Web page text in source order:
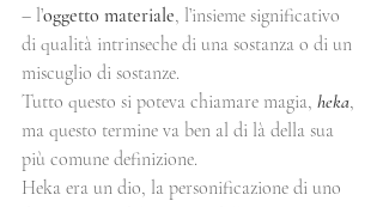
– l’oggetto materiale, l’insieme significativo
di qualità intrinseche di una sostanza o di un
miscuglio di sostanze.
Tutto questo si poteva chiamare magia, heka,
ma questo termine va ben al di là della sua
più comune definizione.
Heka era un dio, la personificazione di uno